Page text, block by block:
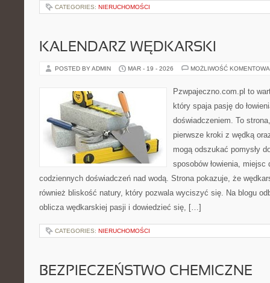
CATEGORIES: NIERUCHOMOŚCI
KALENDARZ WĘDKARSKI
POSTED BY ADMIN MAR - 19 - 2026 MOŻLIWOŚĆ
Pzwpajeczno.com.pl to
który spaja pasję do
doświadczeniem. To
pierwsze kroki z wędką
mogą odszukać pomysły
sposobów łowienia, miejsc
codziennych doświadczeń nad wodą. Strona pokazuje, że
również bliskość natury, który pozwala wyciszyć się. Na blogu
oblicza wędkarskiej pasji i dowiedzieć się, […]
CATEGORIES: NIERUCHOMOŚCI
BEZPIECZEŃSTWO CHEMICZNE